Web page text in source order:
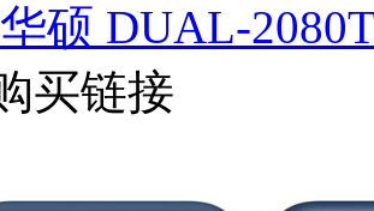
硕 DUAL-
买链接